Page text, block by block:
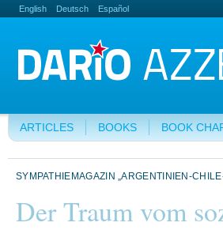
English Deutsch Español
ARTICLES BOOKS BOOK
SYMPATHIEMAGAZIN „ARGENTINIEN-
Der Traum vom